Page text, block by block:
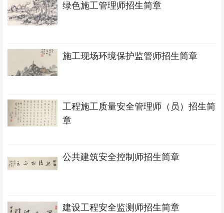
绿色施工管理师招生简章
施工现场环境保护监管师招生简章
工程施工质量安全管理师（员）招生简
章
公共建筑安全控制师招生简章
建设工程安全监测师招生简章